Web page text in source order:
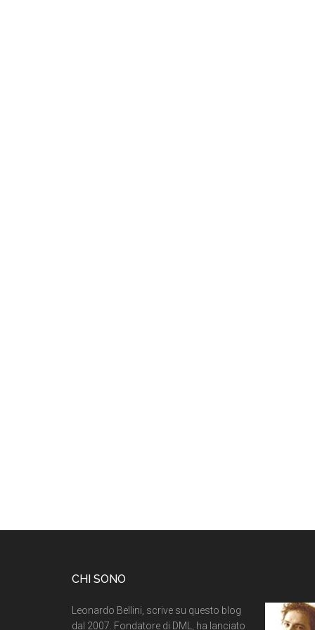
CHI SONO
Leonardo Bellini, scrive su questo blog
dal 2007. Fondatore di DML, ha lanciato